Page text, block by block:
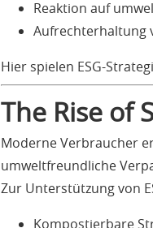
Reaktion auf
Aufrechterhaltung
Hier spielen ESG-
The Rise of
Moderne Verbraucher
umweltfreundliche
Zur Unterstützung von
Kompostierbare